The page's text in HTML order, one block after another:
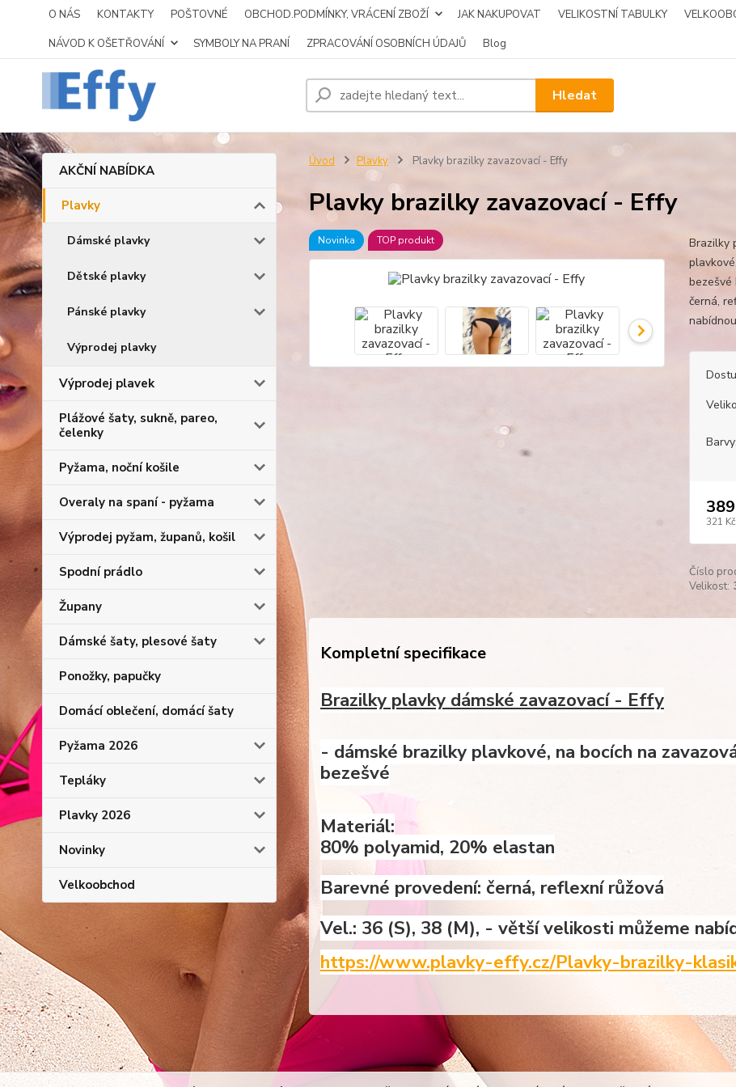
O NÁS KONTAKTY POŠTOVNÉ OBCHOD.PODMÍNKY, VRÁCENÍ ZBOŽÍ JAK NAKUPOVAT VELIKOSTNÍ TABULKY
NÁVOD K OŠETŘOVÁNÍ
SYMBOLY NA PRANÍ ZPRACOVÁNÍ OSOBNÍCH ÚDAJŮ Blog
Hledat
AKČNÍ NABÍDKA
Plavky
Dámské plavky
Dětské plavky
Pánské plavky
Výprodej plavky
Výprodej plavek
Plážové šaty, sukně, pareo,
čelenky
Pyžama, noční košile
Overaly na spaní - pyžama
Výprodej pyžam, županů, košil
Spodní prádlo
Župany
Dámské šaty, plesové šaty
Ponožky, papučky
Domácí oblečení, domácí šaty
Pyžama 2026
Tepláky
Plavky 2026
Novinky
Velkoobchod
Úvod Plavky Plavky brazilky zavazovací - Effy
Plavky brazilky zavazovací - Effy
Novinka TOP produkt
Brazilky
bezešvé
černá,
Barvy:
321 Kč
Číslo
Velikost:
Kompletní specifikace
Brazilky plavky dámské zavazovací - Effy
- dámské brazilky plavkové, na bocích na
bezešvé
Materiál:
80% polyamid, 20% elastan
Barevné provedení: černá, reflexní růžová
Vel.: 36 (S), 38 (M), - větší velikosti můžeme
https://www.plavky-effy.cz/Plavky-brazilky-